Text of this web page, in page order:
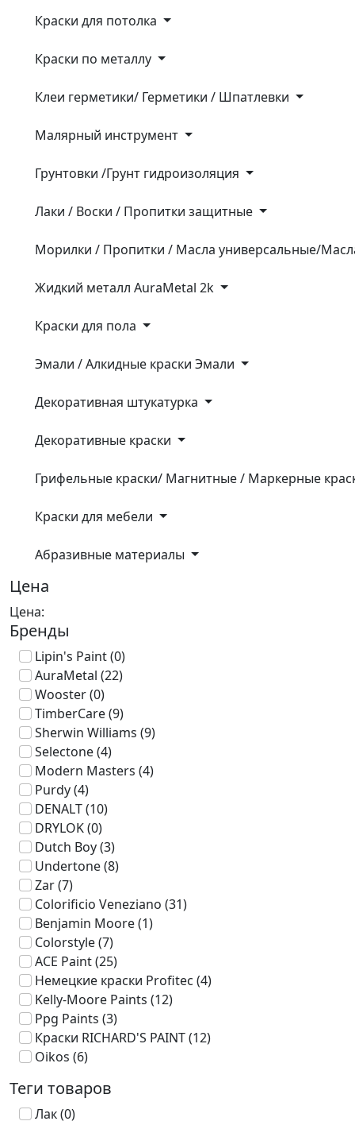
Краски для потолка
Краски по металлу
Клеи герметики/ Герметики / Шпатлевки
Малярный инструмент
Грунтовки /Грунт гидроизоляция
Лаки / Воски / Пропитки защитные
Морилки / Пропитки / Масла универсальные/
Жидкий металл AuraMetal 2k
Крaски для пола
Эмали / Алкидные краски Эмали
Декоративная штукатурка
Декоративные краски
Грифельные краски/ Магнитные / Маркерные
Краски для мебели
Абразивные материалы
Цена
Цена:
Бренды
Lipin's Paint(0)
AuraMetal (22)
Wooster(0)
TimberCare(9)
Sherwin Williams (9)
Selectone(4)
Modern Masters (4)
Purdy(4)
DENALT(10)
DRYLOK(0)
Dutch Boy(3)
Undertone(8)
Zar(7)
Colorificio Veneziano (31)
Benjamin Moore(1)
Colorstyle(7)
ACE Paint(25)
Немецкие краски Profitec (4)
Kelly-Moore Paints (12)
Ppg Paints (3)
Краски RICHARD'S PAINT(12)
Oikos (6)
Теги товаров
Лак(0)